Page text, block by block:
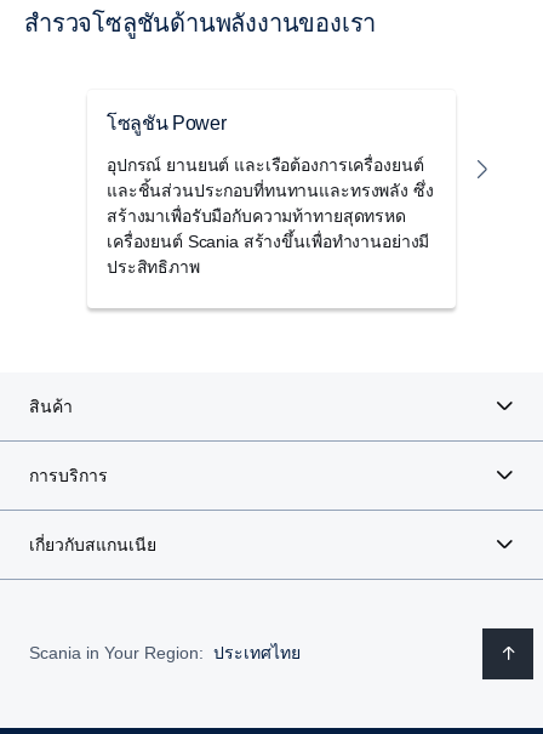
การปรับแต่งระบบส่งกำลังให้เหมาะสม
นอกเหนือจากอุปกรณ์ฮาร์ดแวร์ที่มองเห็น ซอฟต์แวร์และ
การสอบเทียบมาตรฐาน ถือเป็นส่วนสำคัญในการทำงาน
ถึงปัจจัยต่าง ๆ อย่างสมดุล ทำให้ได้รูปแบบที่เหมาะสม
สำหรับงานส่วนเฉพาะต่าง ๆ
ด้วยการปรับแต่งระบบส่งกำลังที่เหมาะสมของ Scania ซึ่ง
พิจารณาถึงการปรับอินเตอร์เฟสและชิ้นส่วนประกอบที่อยู่ติด
ระดับหนึ่ง
คุณอีกต่อไป แต่ก็ไม่ได้หมายความว่าจะใช้ประโยชน์อะไร
ใช้แบตเตอรี่ให้เต็มประสิทธิภาพในผลิตภัณฑ์ที่คล้ายคลึงกัน
แบตเตอรี่บางชนิดอาจอยู่ได้ยาวนานกว่าโซลูชันที่เคยใช้
แบตเตอรี่นั้น และหากมีการปรับสภาพช่วงกลางอายุการใช้
งาน ก็สามารถนำมาติดตั้งใหม่ในผลิตภัณฑ์ที่คล้ายคลึงกัน
ผลิตภัณฑ์แต่ละชนิดไม่ได้ต้องการประสิทธิภาพหรือความจุ
ของแบตเตอรี่ในระดับเดียวกัน ซึ่งหมายความว่าแบตเตอรี่ที่
อาจไม่ตรงตามข้อกำหนดเฉพาะสำหรับการใช้งานหนึ่ง ก็ยัง
ขั้นตอนที่ 3: รีไซเคิล
ลดความจำเป็นในการใช้ทรัพยากรใหม่ในแบตเตอรี่ใหม่
รีไซเคิลและใช้ในการสร้างแบตเตอรี่ใหม่เพื่อลดทั้งของเสีย
สำรวจโซลูชันด้านพลังงานของเรา
โซลูชัน Power
อุปกรณ์ ยานยนต์ และเรือต้องการเครื่องยนต์
และชิ้นส่วนประกอบที่ทนทานและทรงพลัง ซึ่ง
สร้างมาเพื่อรับมือกับความท้าทายสุดทรหด
เครื่องยนต์ Scania สร้างขึ้นเพื่อทำงานอย่างมี
ประสิทธิภาพ
สินค้า
การบริการ
เกี่ยวกับสแกนเนีย
Scania in Your Region: ประเทศไทย